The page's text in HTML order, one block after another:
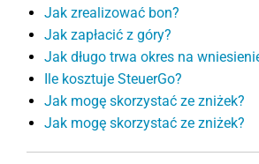
Jak zrealizować bon?
Jak zapłacić z góry?
Jak długo trwa okres na
Ile kosztuje SteuerGo?
Jak mogę skorzystać ze zniżek?
Jak mogę skorzystać ze zniżek?